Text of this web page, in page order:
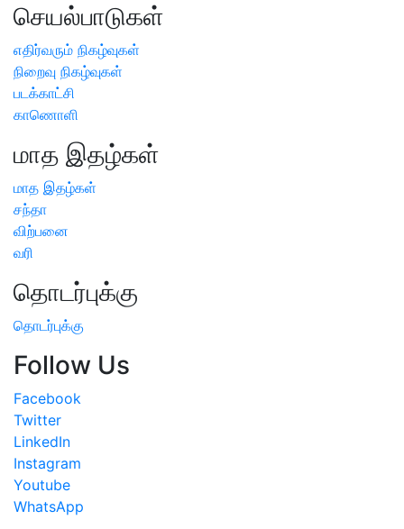
செயல்பாடுகள்
எதிர்வரும் நிகழ்வுகள்
நிறைவு நிகழ்வுகள்
படக்காட்சி
காணொளி
மாத இதழ்கள்
மாத இதழ்கள்
சந்தா
விற்பனை
வரி
தொடர்புக்கு
தொடர்புக்கு
Follow Us
Facebook
Twitter
LinkedIn
Instagram
Youtube
WhatsApp